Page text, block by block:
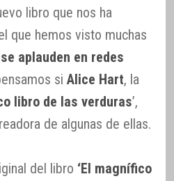
libro que nos ha
que hemos visto muchas
aplauden en redes
si Alice Hart, la
libro de las verduras’,
de algunas de ellas.
del libro ‘El magnífico